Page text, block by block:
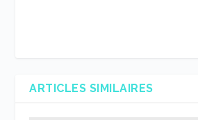
ARTICLES SIMILAIRES